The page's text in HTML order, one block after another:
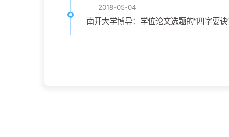
2018-05-04
南开大学博导：学位论文选题的“四字要诀